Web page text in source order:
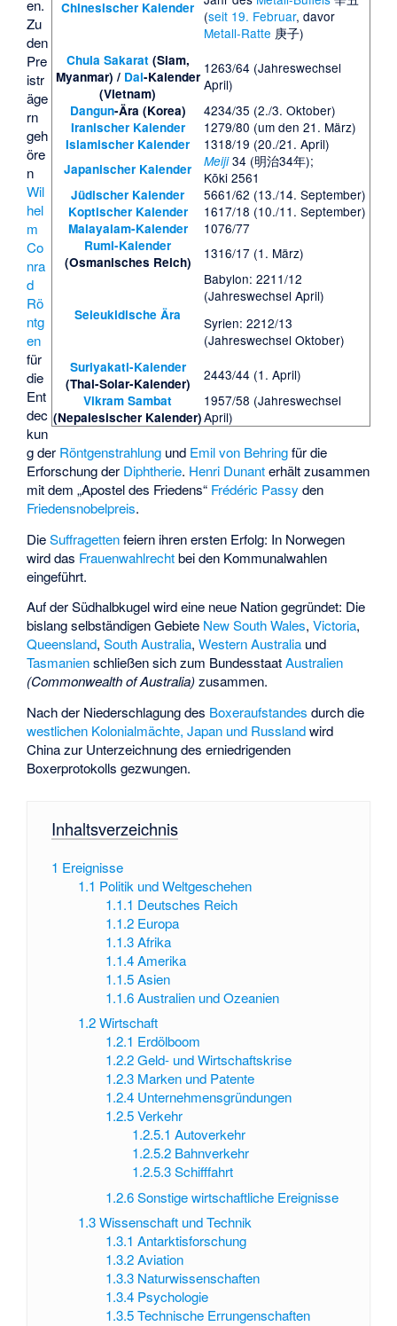
Chinesischer Kalender
(seit 19. Februar, davor
Metall-Ratte 庚子)
Chula Sakarat(Siam,
Myanmar) / Dai-Kalender
(Vietnam)
1263/64 (Jahreswechsel
April)
Dangun-Ära (Korea) 4234/35 (2./3. Oktober)
Iranischer Kalender 1279/80 (um den 21. März)
Islamischer Kalender 1318/19 (20./21. April)
Japanischer Kalender Meiji34 (明治34年);
Kōki 2561
Jüdischer Kalender 5661/62 (13./14. September)
Koptischer Kalender 1617/18 (10./11. September)
Malayalam-Kalender 1076/77
Rumi-Kalender
(Osmanisches Reich)
1316/17 (1. März)
Seleukidische Ära
Babylon: 2211/12
(Jahreswechsel April)
Syrien: 2212/13
(Jahreswechsel Oktober)
Suriyakati-Kalender
(Thai-Solar-Kalender)
2443/44 (1. April)
Vikram Sambat
(Nepalesischer Kalender)
1957/58 (Jahreswechsel
April)
en.
Zu
den
Pre
istr
äge
rn
geh
öre
n
Wil
hel
m
Co
nra
d
Rö
ntg
en
für
die
Ent
dec
kun
g der Röntgenstrahlung und Emil von Behringfür die
Erforschung der Diphtherie. Henri Dunanterhält zusammen
mit dem „Apostel des Friedens“ Frédéric Passy den
Friedensnobelpreis.
DieSuffragettenfeiern ihren ersten Erfolg: In Norwegen
wird das Frauenwahlrechtbei den Kommunalwahlen
eingeführt.
Auf der Südhalbkugel wird eine neue Nation gegründet: Die
bislang selbständigen Gebiete New South Wales,Victoria,
Queensland,South Australia,Western Australia und
Tasmanienschließen sich zum BundesstaatAustralien
(Commonwealth of Australia)zusammen.
Nach der Niederschlagung des Boxeraufstandes durch die
westlichen Kolonialmächte, Japan und Russlandwird
China zur Unterzeichnung des erniedrigenden
Boxerprotokolls gezwungen.
Inhaltsverzeichnis
1 Ereignisse
1.1 Politik und Weltgeschehen
1.1.1 Deutsches Reich
1.1.2 Europa
1.1.3 Afrika
1.1.4 Amerika
1.1.5 Asien
1.1.6 Australien und Ozeanien
1.2 Wirtschaft
1.2.1 Erdölboom
1.2.2 Geld- und Wirtschaftskrise
1.2.3 Marken und Patente
1.2.4 Unternehmensgründungen
1.2.5 Verkehr
1.2.5.1 Autoverkehr
1.2.5.2 Bahnverkehr
1.2.5.3Schifffahrt
1.2.6 Sonstige wirtschaftliche Ereignisse
1.3 Wissenschaft und Technik
1.3.1 Antarktisforschung
1.3.2 Aviation
1.3.3 Naturwissenschaften
1.3.4 Psychologie
1.3.5 Technische Errungenschaften